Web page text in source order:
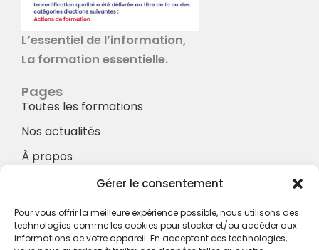
Gérer le consentement
Pour vous offrir la meilleure expérience possible, nous utilisons des
technologies comme les cookies pour stocker et/ou accéder aux
informations de votre appareil. En acceptant ces technologies,
L’essentiel de l’information,
La formation essentielle.
Pages
Toutes les formations
Nos actualités
À propos
À propos
Hotel à proximité